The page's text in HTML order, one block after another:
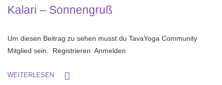
Kalari – Sonnengruß
Um diesen Beitrag zu sehen musst du TavaYoga Community
Mitglied sein. Registrieren Anmelden
WEITERLESEN